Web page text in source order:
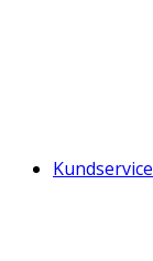
Kundservice